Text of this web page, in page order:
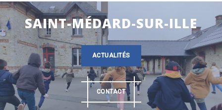
SAINT-MÉDARD-SUR-ILLE
ACTUALITÉS
CONTACT